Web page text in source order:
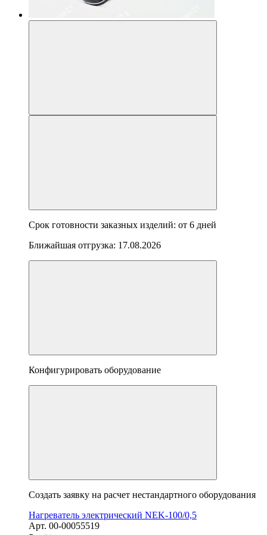
Срок готовности заказных изделий: от 6 дней
Ближайшая отгрузка: 17.08.2026
Конфигурировать оборудование
Создать заявку на расчет нестандартного оборудования
Нагреватель электрический NEK-100/0,5
Арт. 00-00055519